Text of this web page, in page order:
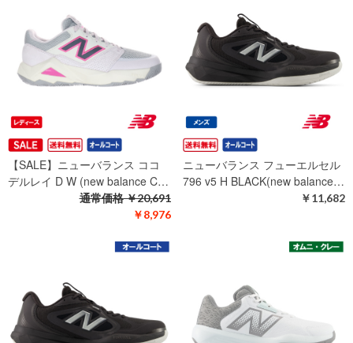
【SALE】ニューバランス ココ
デルレイ D W (new balance C…
￥8,976
通常価格￥20,691
ニューバランス フューエルセル
796 v5 H BLACK(new balance…
￥11,682